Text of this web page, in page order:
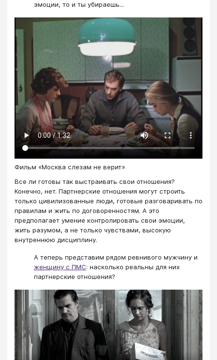
эмоции, то и ты убираешь...
Фильм «Москва слезам не верит»
Все ли готовы так выстраивать свои отношения?
Конечно, нет. Партнерские отношения могут строить
только цивилизованные люди, готовые разговаривать по
правилам и жить по договоренностям. А это
предполагает умение контролировать свои эмоции,
жить разумом, а не только чувствами, высокую
внутреннюю дисциплину.
А теперь представим рядом ревнивого мужчину и
женщину с ПМС: насколько реальны для них
партнерские отношения?